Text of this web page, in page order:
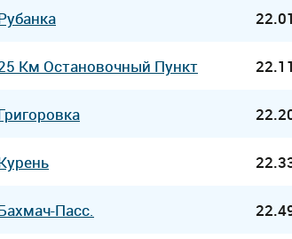
22.01
Км Остановочный Пункт 22.11
Пасс.